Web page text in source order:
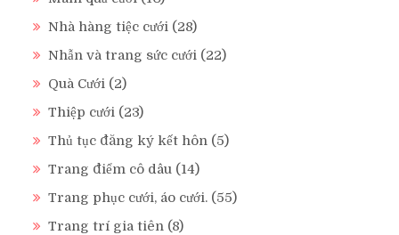
Nhà hàng tiệc cưới (28)
Nhẫn và trang sức cưới (22)
Quà Cưới (2)
Thiệp cưới (23)
Thủ tục đăng ký kết hôn (5)
Trang điểm cô dâu (14)
Trang phục cưới, áo cưới. (55)
Trang trí gia tiên (8)